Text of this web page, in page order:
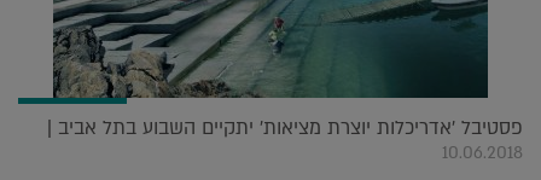
פסטיבל 'אדריכלות יוצרת מציאות' יתקיים השבוע בתל אביב |
10.06.2018